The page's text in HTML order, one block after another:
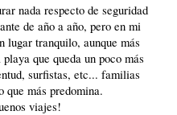
nada respecto de seguridad
de año a año, pero en mi
lugar tranquilo, aunque más
que queda un poco más
surfistas, etc... familias
que más predomina.
viajes!